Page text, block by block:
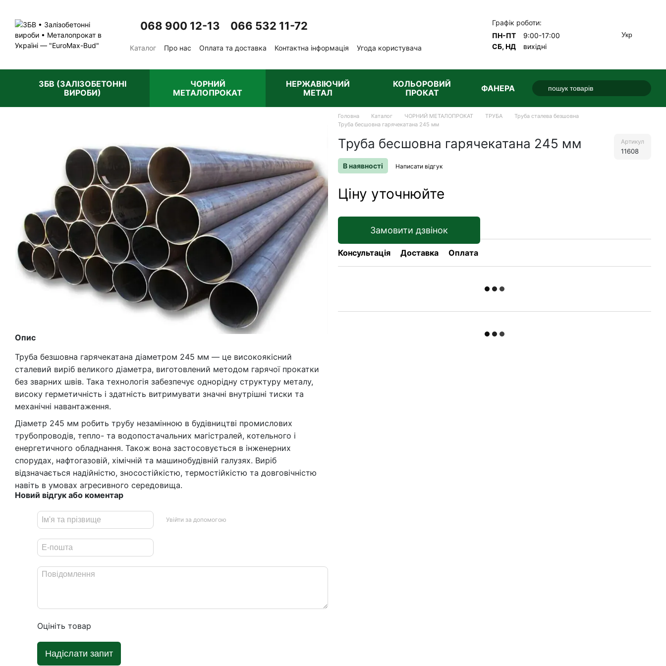
068 900 12-13 066 532 11-72
Каталог Про нас Оплата та доставка Контактна інформація
Угода користувача
Графік роботи:
ПН-ПТ
9:00-17:00
СБ, НД
вихідні
Укр
ЗБВ (ЗАЛІЗОБЕТОННІ
ВИРОБИ)
ЧОРНИЙ
МЕТАЛОПРОКАТ
НЕРЖАВІЮЧИЙ
МЕТАЛ
КОЛЬОРОВИЙ
ПРОКАТ
ФАНЕРА
Опис
Труба безшовна гарячекатана діаметром 245 мм — це високоякісний
сталевий виріб великого діаметра, виготовлений методом гарячої прокатки
без зварних швів. Така технологія забезпечує однорідну структуру металу,
високу герметичність і здатність витримувати значні внутрішні тиски та
механічні навантаження.
Діаметр 245 мм робить трубу незамінною в будівництві промислових
трубопроводів, тепло- та водопостачальних магістралей, котельного і
енергетичного обладнання. Також вона застосовується в інженерних
спорудах, нафтогазовій, хімічній та машинобудівній галузях. Виріб
відзначається надійністю, зносостійкістю, термостійкістю та довговічністю
навіть в умовах агресивного середовища.
Новий відгук або коментар
Увійти за допомогою
Оцініть товар
Надіслати запит
Головна Каталог ЧОРНИЙ МЕТАЛОПРОКАТ ТРУБА
Труба сталева безшовна
Труба бесшовна гарячекатана 245 мм
Труба бесшовна гарячекатана 245 мм Артикул
11608
В наявності Написати відгук
Ціну уточнюйте
Замовити дзвінок
Консультація Доставка Оплата